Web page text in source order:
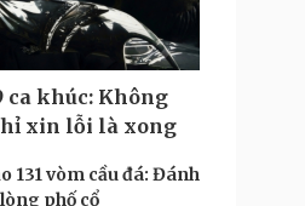
ca khúc: Không
xin lỗi là xong
131 vòm cầu đá: Đánh
phố cổ